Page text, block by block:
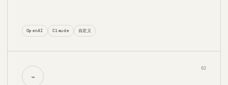
OpenAI Claude 自定义
⌁
02